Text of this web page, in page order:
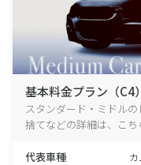
基本料金プラン（C4）
スタンダード・ミドル
捨てなどの詳細は、こち
代表車種